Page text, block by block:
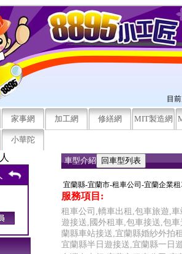
目
家事網 加工網 修繕網 MIT製造網
小華陀
人 車型介紹
宜蘭縣-宜蘭市-租車公司-宜蘭企業
服務項目:
租車公司,轎車出租,包車旅遊,
遊接送,國外租車,包車接送,包
蘭縣車站接送,宜蘭縣婚紗外拍
宜蘭縣半日遊接送,宜蘭縣一日